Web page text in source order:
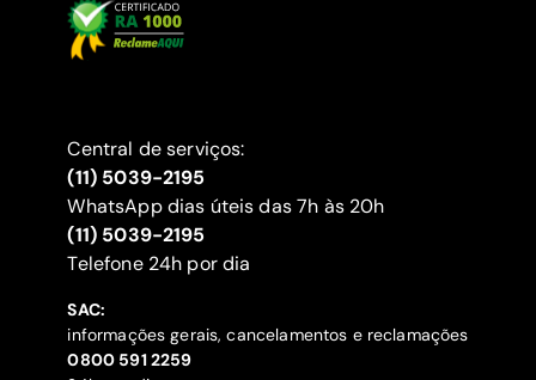
Central de serviços:
(11) 5039-2195
WhatsApp dias úteis das 7h às 20h
(11) 5039-2195
‍Telefone 24h por dia
SAC:
informações gerais, cancelamentos e reclamações
‍0800 591 2259